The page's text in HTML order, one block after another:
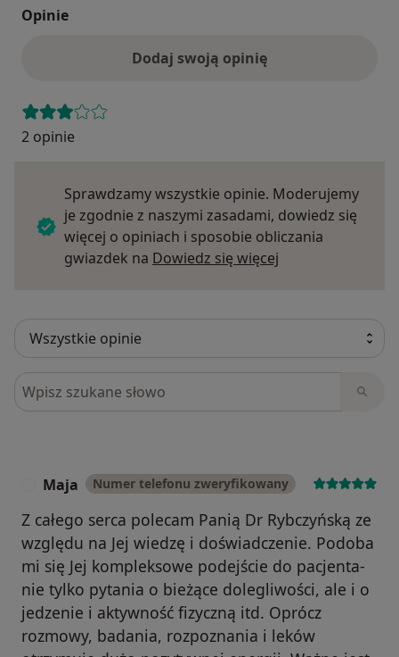
Opinie
Dodaj swoją opinię
2 opinie
Sprawdzamy wszystkie opinie. Moderujemy
je zgodnie z naszymi zasadami, dowiedz się
więcej o opiniach i sposobie obliczania
gwiazdek na Dowiedz się więcej
Szukaj w opiniach
Maja Numer telefonu zweryfikowany
Z całego serca polecam Panią Dr Rybczyńską ze
względu na Jej wiedzę i doświadczenie. Podoba
mi się Jej kompleksowe podejście do pacjenta-
nie tylko pytania o bieżące dolegliwości, ale i o
jedzenie i aktywność fizyczną itd. Oprócz
rozmowy, badania, rozpoznania i leków